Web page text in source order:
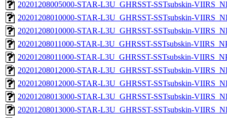
20201208005000-STAR-L3U_GHRSST-SSTsubskin-
20201208010000-STAR-L3U_GHRSST-SSTsubskin-
20201208010000-STAR-L3U_GHRSST-SSTsubskin-
20201208011000-STAR-L3U_GHRSST-SSTsubskin-
20201208011000-STAR-L3U_GHRSST-SSTsubskin-
20201208012000-STAR-L3U_GHRSST-SSTsubskin-
20201208012000-STAR-L3U_GHRSST-SSTsubskin-
20201208013000-STAR-L3U_GHRSST-SSTsubskin-
20201208013000-STAR-L3U_GHRSST-SSTsubskin-